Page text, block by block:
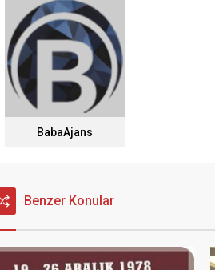
BabaAjans
Benzer Konular